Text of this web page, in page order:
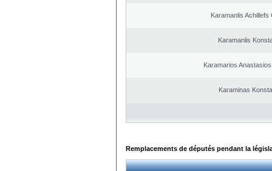
Karamanlis Achillefs
Karamanlis
Karamarios
Karaminas
Remplacements de députés pendant la